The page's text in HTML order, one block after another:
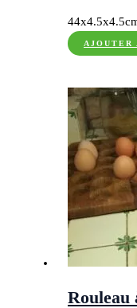
AJOUTER
Rouleau